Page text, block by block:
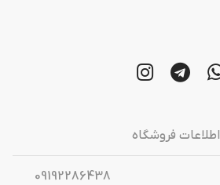
اطلاعات فروشگاه
09192286438